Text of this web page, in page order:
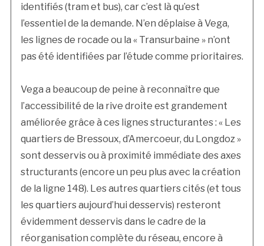
identifiés (tram et bus), car c’est là qu’est
l’essentiel de la demande. N’en déplaise à Vega,
les lignes de rocade ou la « Transurbaine » n’ont
pas été identifiées par l’étude comme prioritaires.
Vega a beaucoup de peine à reconnaître que
l’accessibilité de la rive droite est grandement
améliorée grâce à ces lignes structurantes : « Les
quartiers de Bressoux, d’Amercoeur, du Longdoz »
sont desservis ou à proximité immédiate des axes
structurants (encore un peu plus avec la création
de la ligne 148). Les autres quartiers cités (et tous
les quartiers aujourd’hui desservis) resteront
évidemment desservis dans le cadre de la
réorganisation complète du réseau, encore à